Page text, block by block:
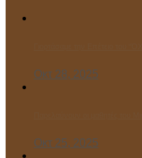
Οκτ 28, 2025
Οκτ 25, 2025